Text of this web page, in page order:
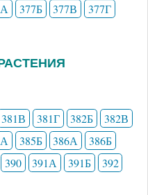
377Б 377В
377Г
381В 381Г 382Б
382В
385Б 386А
386Б
390 391А 391Б
392